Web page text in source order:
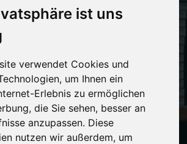
ist uns
verwendet Cookies und
um Ihnen ein
Erlebnis zu ermöglichen
die Sie sehen, besser an
anzupassen. Diese
nutzen wir außerdem, um